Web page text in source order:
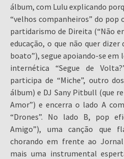
álbum, com Lulu explicando
“velhos companheiros” do
partidarismo de Direita (“Não
educação, o que não quer
boato”), segue apoiando-se em
internética “Segue de
participa de “Miche”, outro
álbum) e DJ Sany Pitbull (que
Amor”) e encerra o lado A
“Drones”. No lado B, pop
Amigo”), uma canção que
chorando em frente ao
mais uma instrumental